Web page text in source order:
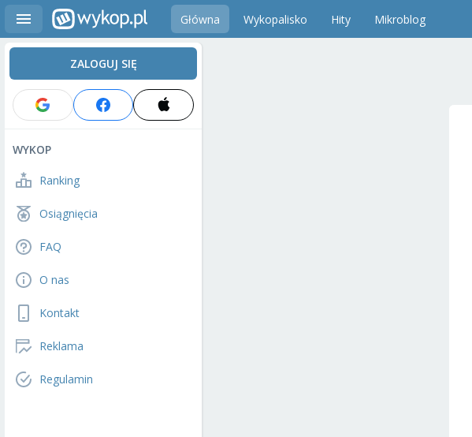
Główna Wykopalisko Hity Mikroblog
ZALOGUJ SIĘ
WYKOP
Ranking
Osiągnięcia
FAQ
O nas
Kontakt
Reklama
Regulamin